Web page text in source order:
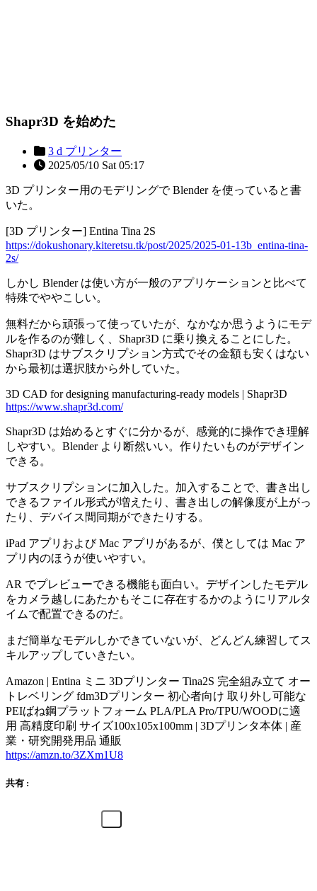
Shapr3D を始めた
3 d プリンター
2025/05/10 Sat 05:17
3D プリンター用のモデリングで Blender を使っていると書
いた。
[3D プリンター] Entina Tina 2S
https://dokushonary.kiteretsu.tk/post/2025/2025-01-13b_entina-tina-
2s/
しかし Blender は使い方が一般のアプリケーションと比べて
特殊でややこしい。
無料だから頑張って使っていたが、なかなか思うようにモデ
ルを作るのが難しく、Shapr3D に乗り換えることにした。
Shapr3D はサブスクリプション方式でその金額も安くはない
から最初は選択肢から外していた。
3D CAD for designing manufacturing-ready models | Shapr3D
https://www.shapr3d.com/
Shapr3D は始めるとすぐに分かるが、感覚的に操作でき理解
しやすい。Blender より断然いい。作りたいものがデザイン
できる。
サブスクリプションに加入した。加入することで、書き出し
できるファイル形式が増えたり、書き出しの解像度が上がっ
たり、デバイス間同期ができたりする。
iPad アプリおよび Mac アプリがあるが、僕としては Mac ア
プリ内のほうが使いやすい。
AR でプレビューできる機能も面白い。デザインしたモデル
をカメラ越しにあたかもそこに存在するかのようにリアルタ
イムで配置できるのだ。
まだ簡単なモデルしかできていないが、どんどん練習してス
キルアップしていきたい。
Amazon | Entina ミニ 3Dプリンター Tina2S 完全組み立て オー
トレベリング fdm3Dプリンター 初心者向け 取り外し可能な
PEIばね鋼プラットフォーム PLA/PLA Pro/TPU/WOODに適
用 高精度印刷 サイズ100x105x100mm | 3Dプリンタ本体 | 産
業・研究開発用品 通販
https://amzn.to/3ZXm1U8
共有 :